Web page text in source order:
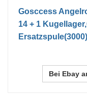
Gosccess
14 + 1
Ersatzspule(3000)
Bei Ebay